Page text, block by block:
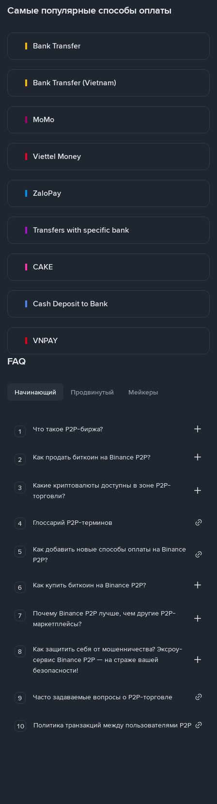
Самые популярные способы оплаты
Bank Transfer
Bank Transfer (Vietnam)
MoMo
Viettel Money
ZaloPay
Transfers with specific bank
CAKE
Cash Deposit to Bank
VNPAY
FAQ
Начинающий Продвинутый Мейкеры
1 Что такое P2P-биржа?
2 Как продать биткоин на Binance P2P?
3
Какие криптовалюты доступны в зоне P2P-
торговли?
4 Глоссарий P2P-терминов
5
Как добавить новые способы оплаты на Binance
P2P?
6 Как купить биткоин на Binance P2P?
7
Почему Binance P2P лучше, чем другие P2P-
маркетплейсы?
8
Как защитить себя от мошенничества? Эксроу-
сервис Binance P2P — на страже вашей
безопасности!
9 Часто задаваемые вопросы о P2P-торговле
10 Политика транзакций между пользователями P2P